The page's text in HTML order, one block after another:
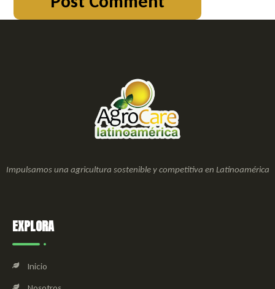
Impulsamos una agricultura sostenible y competitiva en Latinoamérica
EXPLORA
Inicio